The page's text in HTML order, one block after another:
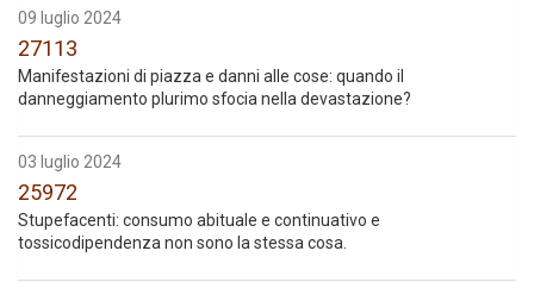
09 luglio 2024
27113
Manifestazioni di piazza e danni alle cose: quando il
danneggiamento plurimo sfocia nella devastazione?
03 luglio 2024
25972
Stupefacenti: consumo abituale e continuativo e
tossicodipendenza non sono la stessa cosa.